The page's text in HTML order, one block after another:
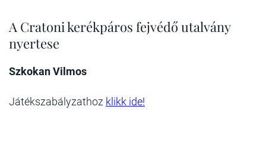
A Cratoni kerékpáros fejvédő utalvány
nyertese
Szkokan Vilmos
Játékszabályzathoz klikk ide!